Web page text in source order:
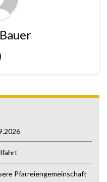
Pfarreiengemeinschaft